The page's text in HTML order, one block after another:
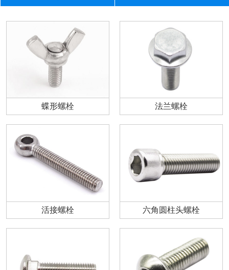
蝶形螺栓 法兰螺栓
活接螺栓 六角圆柱头螺栓